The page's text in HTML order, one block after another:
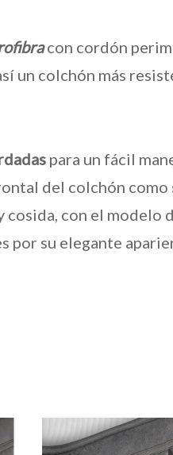
con cordón
un colchón más
para un fácil
del colchón como
con el modelo
por su elegante